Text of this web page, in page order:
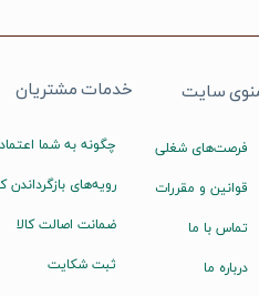
خدمات مشتریان
چگونه به شما
رویه‌های بازگرداندن
ضمانت اصالت کالا
ثبت شکایت
سایت
فرصت‌های شغلی
قوانین و مقررات
تماس با ما
درباره ما